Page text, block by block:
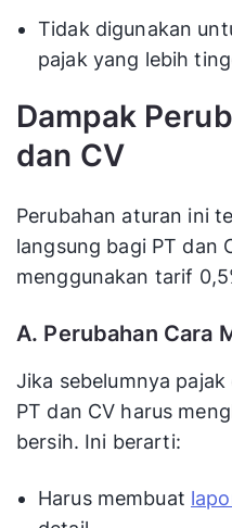
Tidak digunakan
pajak yang lebih
Dampak
dan CV
Perubahan aturan ini
langsung bagi PT dan
menggunakan tarif
A. Perubahan Cara
Jika sebelumnya
PT dan CV harus
bersih. Ini berarti:
Harus membuat